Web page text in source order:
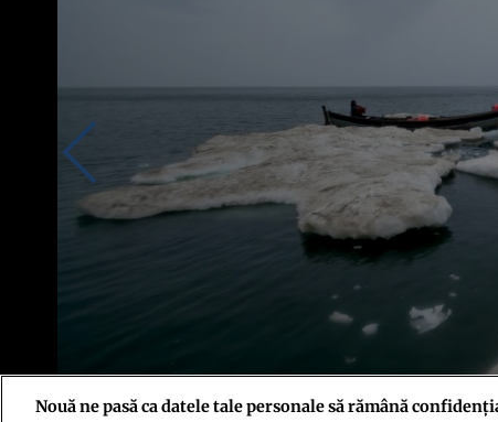
Nouă ne pasă ca datele tale personale să rămână